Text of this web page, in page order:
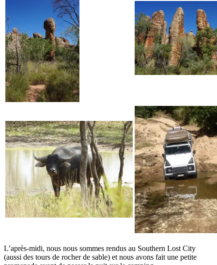
L’après-midi, nous nous sommes rendus au Southern Lost City
(aussi des tours de rocher de sable) et nous avons fait une petite